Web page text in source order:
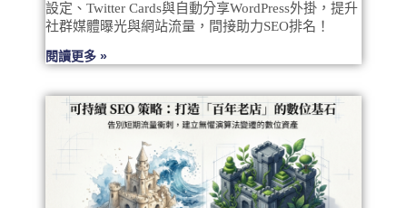
設定、Twitter Cards與自動分享WordPress外掛，提升
社群媒體曝光與網站流量，間接助力SEO排名！
閱讀更多 »